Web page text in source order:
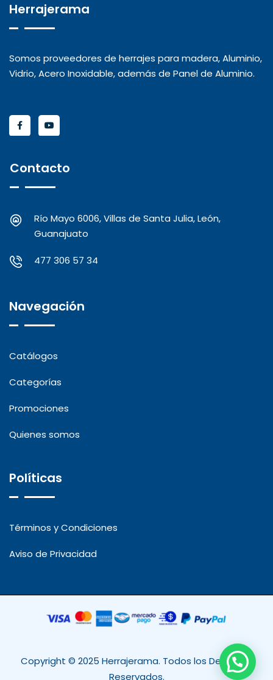
Herrajerama
Somos proveedores de herrajes para madera, Aluminio,
Vidrio, Acero Inoxidable, además de Panel de Aluminio.
Contacto
Río Mayo 6006, Villas de Santa Julia, León,
Guanajuato
477 306 57 34
Navegación
Catálogos
Categorías
Promociones
Quienes somos
Políticas
Términos y Condiciones
Aviso de Privacidad
Copyright © 2025 Herrajerama. Todos los Derechos
Reservados.